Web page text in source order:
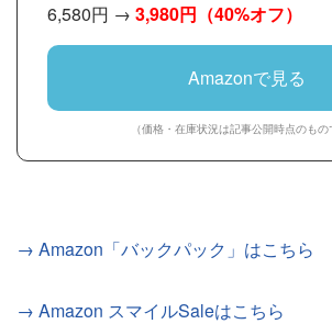
ンズ 走れる ドレスシューズ 本革 ウ
トレートチップ スニーカー 通気性
すい 防滑 内羽根 軽量 防水 高級レ
ブラック 26.5CM QS2358-01
6,580円 → 3,980円 （40%オフ）
Amazonで見る
（価格・在庫状況は記事公開時点のもの
→ Amazon「バックパック」はこちら
→ Amazon スマイルSaleはこちら